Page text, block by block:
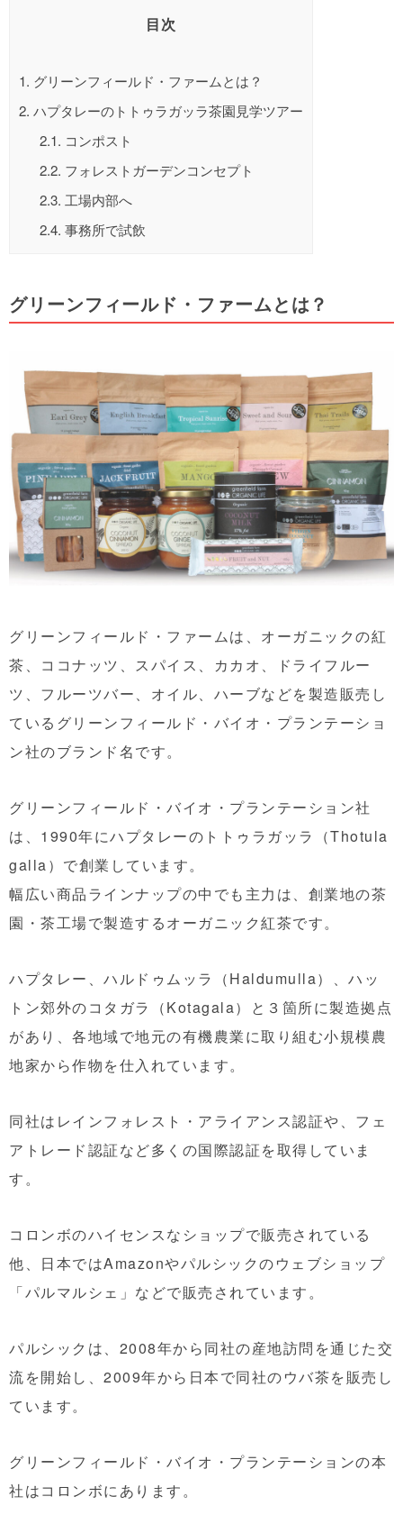
目次
1. グリーンフィールド・ファームとは？
2. ハプタレーのトトゥラガッラ茶園見学ツアー
2.1. コンポスト
2.2. フォレストガーデンコンセプト
2.3. 工場内部へ
2.4. 事務所で試飲
グリーンフィールド・ファームとは？
グリーンフィールド・ファームは、オーガニックの紅
茶、ココナッツ、スパイス、カカオ、ドライフルー
ツ、フルーツバー、オイル、ハーブなどを製造販売し
ているグリーンフィールド・バイオ・プランテーショ
ン社のブランド名です。
グリーンフィールド・バイオ・プランテーション社
は、 1990年にハプタレーのトトゥラガッラ（Thotula
galla）で創業しています。
幅広い商品ラインナップの中でも主力は、創業地の茶
園・茶工場で製造するオーガニック紅茶です。
ハプタレー、ハルドゥムッラ（Haldumulla）、ハッ
トン郊外のコタガラ（Kotagala）と３箇所に製造拠点
があり、各地域で地元の有機農業に取り組む小規模農
地家から作物を仕入れています。
同社はレインフォレスト・アライアンス認証や、フェ
アトレード認証など多くの国際認証を取得していま
す。
コロンボのハイセンスなショップで販売されている
他、日本ではAmazonやパルシックのウェブショップ
「パルマルシェ」などで販売されています。
パルシックは、2008年から同社の産地訪問を通じた交
流を開始し、2009年から日本で同社のウバ茶を販売し
ています。
グリーンフィールド・バイオ・プランテーションの本
社はコロンボにあります。